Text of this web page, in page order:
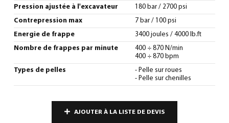
Pression ajustée à l'excavateur 180 bar / 2700 psi
Contrepression max 7 bar / 100 psi
Energie de frappe 3400 joules / 4000 lb.ft
Nombre de frappes par minute
400 ÷ 870 N/min
400 ÷ 870 bpm
Types de pelles
- Pelle sur roues
- Pelle sur chenilles
AJOUTER À LA LISTE DE DEVIS